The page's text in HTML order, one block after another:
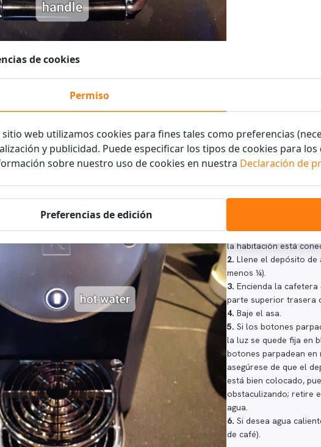
1.Asegúrese de que la
la habitación está
2. Llene el depósito de
menos ¼).
3. Encienda la
parte superior trasera
4. Baje el asa.
5. Si los botones
la luz se quede fija en
botones parpadean en
asegúrese de que el
está bien colocado,
obstaculizando; retire
agua.
6. Si desea agua
de café).
de cookies
Permiso
sitio web utilizamos cookies para fines tales como preferencias
y publicidad. Puede especificar los tipos de cookies para
sobre nuestro uso de cookies en nuestra Declaración de
Preferencias de edición